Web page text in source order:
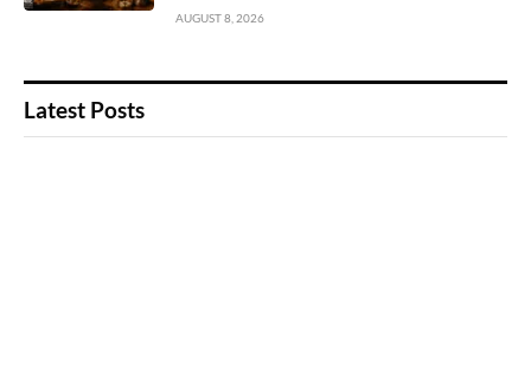
AUGUST 8, 2026
Latest Posts